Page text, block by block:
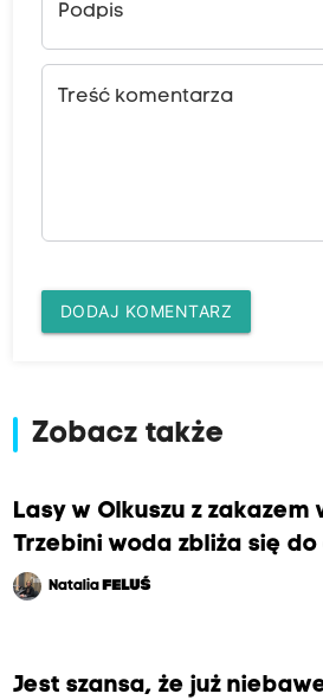
Podpis
Treść komentarza
DODAJ KOMENTARZ
Zobacz także
Lasy w Olkuszu z zakazem
Trzebini woda zbliża się
Natalia FELUŚ
Jest szansa, że już